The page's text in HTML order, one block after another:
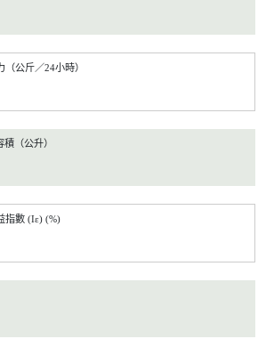
（公斤／24小時）
（公升）
指數 (Iε) (%)